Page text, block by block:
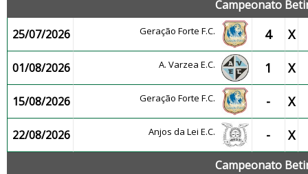
Campeonato
25/07/2026
Geração Forte F.C. 4 X
01/08/2026 A. Varzea E.C. 1 X
15/08/2026 Geração Forte F.C. - X
22/08/2026 Anjos da Lei E.C. - X
Campeonato